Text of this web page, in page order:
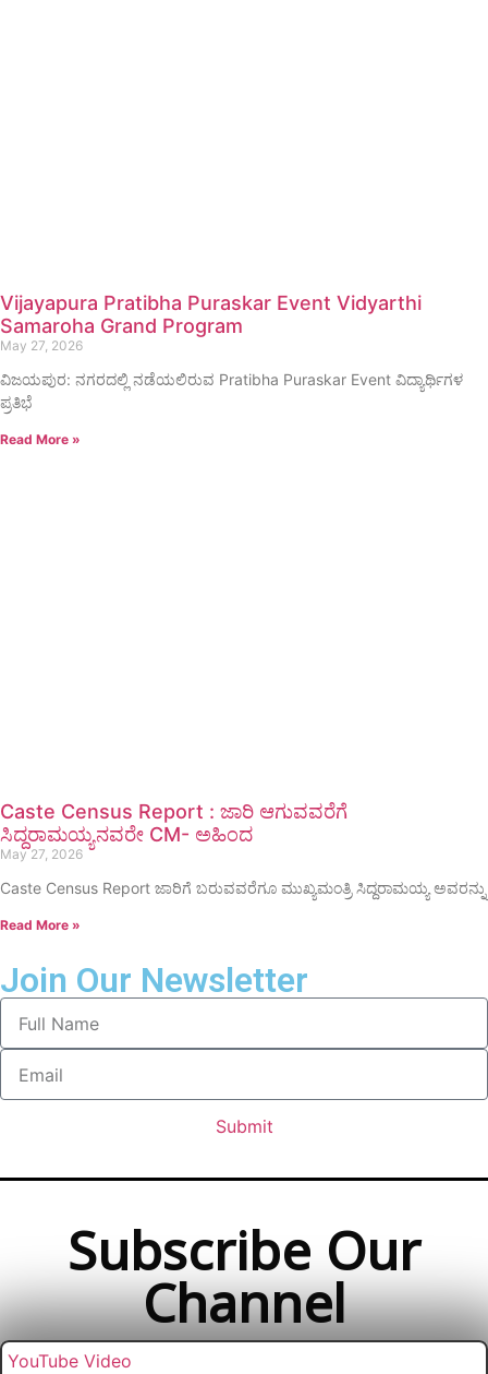
Vijayapura Pratibha Puraskar Event Vidyarthi
Samaroha Grand Program
May 27, 2026
ವಿಜಯಪುರ: ನಗರದಲ್ಲಿ ನಡೆಯಲಿರುವ Pratibha Puraskar Event ವಿದ್ಯಾರ್ಥಿಗಳ
ಪ್ರತಿಭೆ
Read More »
Caste Census Report : ಜಾರಿ ಆಗುವವರೆಗೆ
ಸಿದ್ದರಾಮಯ್ಯನವರೇ CM- ಅಹಿಂದ
May 27, 2026
Caste Census Report ಜಾರಿಗೆ ಬರುವವರೆಗೂ ಮುಖ್ಯಮಂತ್ರಿ ಸಿದ್ದರಾಮಯ್ಯ ಅವರನ್ನು
Read More »
Join Our Newsletter
Submit
Subscribe Our
Channel
YouTube Video